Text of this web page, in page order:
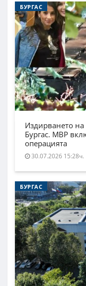
БУРГАС
Издирването
Бургас. МВР
операцията
30.07.2026 15:28ч.
БУРГАС